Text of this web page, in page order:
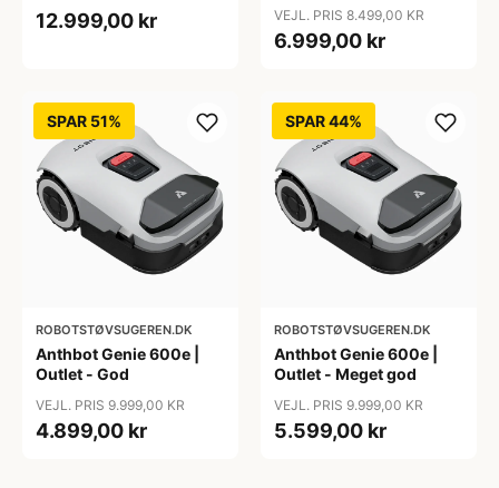
12.999,00 kr VEJL. PRIS 8.499,00 KR
6.999,00 kr
SPAR 51%
ROBOTSTØVSUGEREN.DK
Anthbot Genie 600e |
Outlet - God
VEJL. PRIS 9.999,00 KR
4.899,00 kr
SPAR 44%
ROBOTSTØVSUGEREN.DK
Anthbot Genie 600e |
Outlet - Meget god
VEJL. PRIS 9.999,00 KR
5.599,00 kr